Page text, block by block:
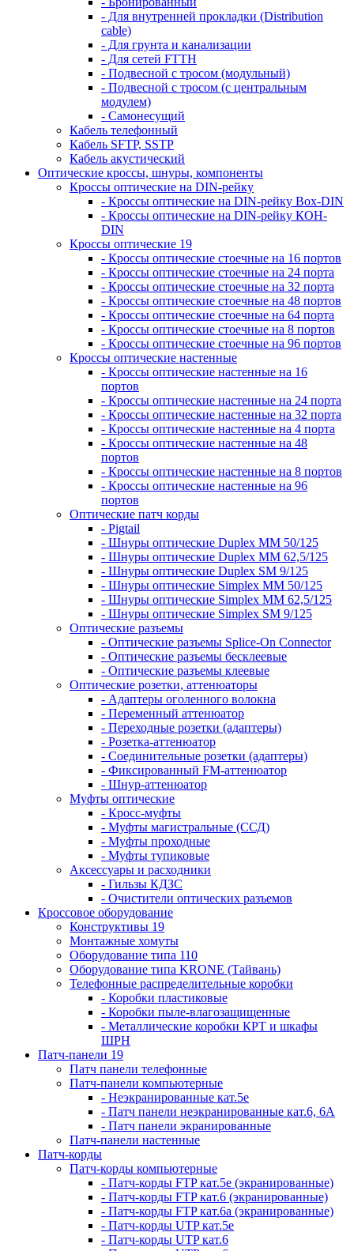
- Для внутренней прокладки (Distribution
cable)
- Для грунта и канализации
- Для сетей FTTH
- Подвесной с тросом (модульный)
- Подвесной с тросом (с центральным
модулем)
- Самонесущий
Кабель телефонный
Кабель SFTP, SSTP
Кабель акустический
Оптические кроссы, шнуры, компоненты
Кроссы оптические на DIN-рейку
- Кроссы оптические на DIN-рейку Box-DIN
- Кроссы оптические на DIN-рейку КОН-
DIN
Кроссы оптические 19
- Кроссы оптические стоечные на 16 портов
- Кроссы оптические стоечные на 24 порта
- Кроссы оптические стоечные на 32 порта
- Кроссы оптические стоечные на 48 портов
- Кроссы оптические стоечные на 64 порта
- Кроссы оптические стоечные на 8 портов
- Кроссы оптические стоечные на 96 портов
Кроссы оптические настенные
- Кроссы оптические настенные на 16
портов
- Кроссы оптические настенные на 24 порта
- Кроссы оптические настенные на 32 порта
- Кроссы оптические настенные на 4 порта
- Кроссы оптические настенные на 48
портов
- Кроссы оптические настенные на 8 портов
- Кроссы оптические настенные на 96
портов
Оптические патч корды
- Pigtail
- Шнуры оптические Duplex MM 50/125
- Шнуры оптические Duplex MM 62,5/125
- Шнуры оптические Duplex SM 9/125
- Шнуры оптические Simplex MM 50/125
- Шнуры оптические Simplex MM 62,5/125
- Шнуры оптические Simplex SM 9/125
Оптические разъемы
- Оптические разъемы Splice-On Connector
- Оптические разъемы бесклеевые
- Оптические разъемы клеевые
Оптические розетки, аттенюаторы
- Адаптеры оголенного волокна
- Переменный аттенюатор
- Переходные розетки (адаптеры)
- Розетка-аттенюатор
- Соединительные розетки (адаптеры)
- Фиксированный FM-аттенюатор
- Шнур-аттенюатор
Муфты оптические
- Кросс-муфты
- Муфты магистральные (ССД)
- Муфты проходные
- Муфты тупиковые
Аксессуары и расходники
- Гильзы КДЗС
- Очистители оптических разъемов
Кроссовое оборудование
Конструктивы 19
Монтажные хомуты
Оборудование типа 110
Оборудование типа KRONE (Тайвань)
Телефонные распределительные коробки
- Коробки пластиковые
- Коробки пыле-влагозащищенные
- Металлические коробки КРТ и шкафы
ШРН
Патч-панели 19
Патч панели телефонные
Патч-панели компьютерные
- Неэкранированные кат.5е
- Патч панели неэкранированные кат.6, 6А
- Патч панели экранированные
Патч-панели настенные
Патч-корды
Патч-корды компьютерные
- Патч-корды FTP кат.5е (экранированные)
- Патч-корды FTP кат.6 (экранированные)
- Патч-корды FTP кат.6а (экранированные)
- Патч-корды UTP кат.5е
- Патч-корды UTP кат.6